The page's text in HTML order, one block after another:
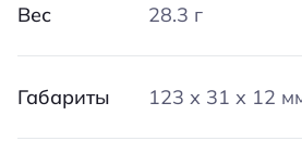
Вес 28.3 г
Габариты 123 х 31 х 12